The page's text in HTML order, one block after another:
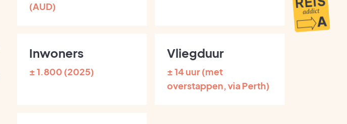
(AUD)
Inwoners
± 1.800 (2025)
Vliegduur
± 14 uur (met
overstappen, via Perth)